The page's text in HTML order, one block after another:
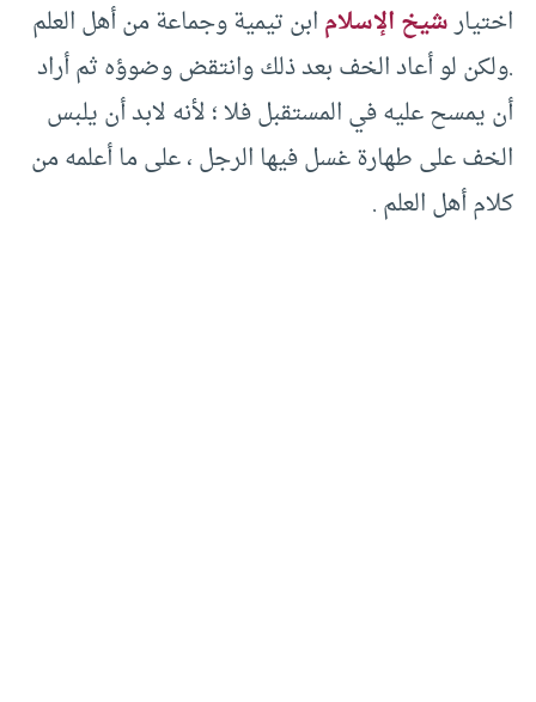
اختيارشيخ الإسلامابن تيمية وجماعة من أهل العلم
.ولكن لو أعاد الخف بعد ذلك وانتقض وضوؤه ثم أراد
أن يمسح عليه في المستقبل فلا ؛ لأنه لابد أن يلبس
الخف على طهارة غسل فيها الرجل ، على ما أعلمه من
كلام أهل العلم .